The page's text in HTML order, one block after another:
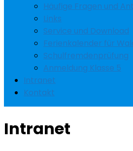
Häufige Fragen und
Links
Service und Download
Ferienkalender für
Schulfremdenprüfung
Anmeldung Klasse 5
Intranet
Kontakt
Intranet